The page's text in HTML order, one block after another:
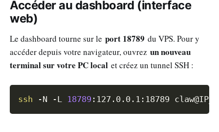
Accéder au dashboard (interface
web)
Le dashboard tourne sur le port 18789 du VPS. Pour y
accéder depuis votre navigateur, ouvrez un nouveau
terminal sur votre PC local et créez un tunnel SSH :
ssh -N -L 18789